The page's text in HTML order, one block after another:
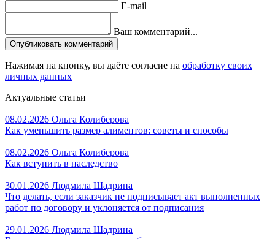
E-mail
Ваш комментарий...
Опубликовать комментарий
Нажимая на кнопку, вы даёте согласие на обработку своих
личных данных
Актуальные статьи
08.02.2026 Ольга Колиберова
Как уменьшить размер алиментов: советы и способы
08.02.2026 Ольга Колиберова
Как вступить в наследство
30.01.2026 Людмила Шадрина
Что делать, если заказчик не подписывает акт выполненных
работ по договору и уклоняется от подписания
29.01.2026 Людмила Шадрина